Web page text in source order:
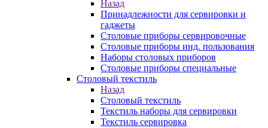
Назад
Принадлежности для сервировки и
гаджеты
Столовые приборы сервировочные
Столовые приборы инд. пользования
Наборы столовых приборов
Столовые приборы специальные
Столовый текстиль
Назад
Столовый текстиль
Текстиль наборы для сервировки
Текстиль сервировка